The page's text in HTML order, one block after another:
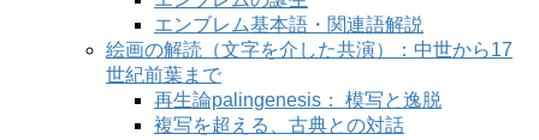
エンブレム基本語・関連語解説
絵画の解読（文字を介した共演）：中世から17
世紀前葉まで
再生論palingenesis： 模写と逸脱
複写を超える、古典との対話